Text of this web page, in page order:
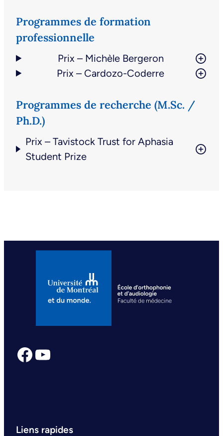
Programmes de formation
professionnelle
Prix – Michèle Bergeron
Prix – Cardozo-Coderre
Programmes de recherche (M.Sc. /
Ph.D.)
Prix – Tavistock Trust for Aphasia
Student Prize
Facebook YouTube
Liens rapides